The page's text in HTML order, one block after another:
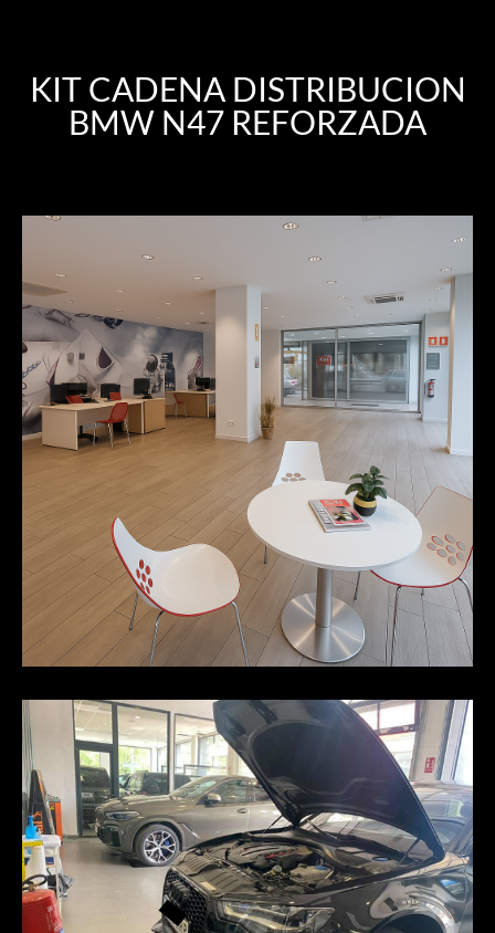
KIT CADENA DISTRIBUCION
BMW N47 REFORZADA